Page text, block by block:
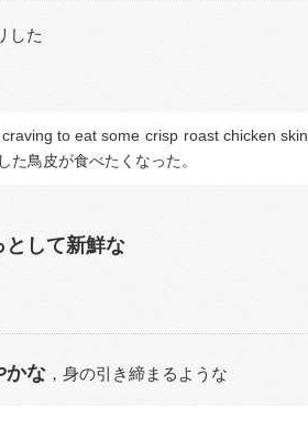
した
to eat some crisp roast chicken skin.
した鳥皮が食べたくなった。
として新鮮な
かな ， 身の引き締まるような